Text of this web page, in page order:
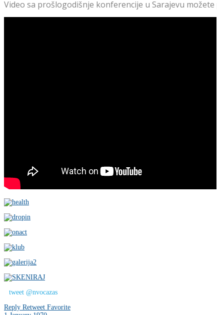
Video sa prošlogodišnje konferencije u Sarajevu
tweet @nvocazas
Reply Retweet Favorite